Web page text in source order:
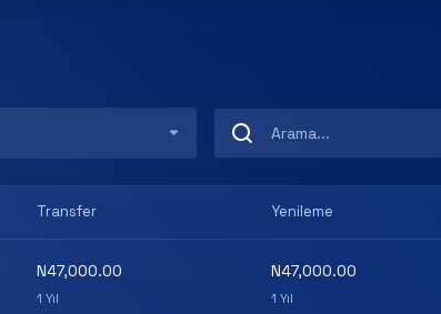
Transfer Yenileme
N47,000.00
1 Yıl
N47,000.00
1 Yıl